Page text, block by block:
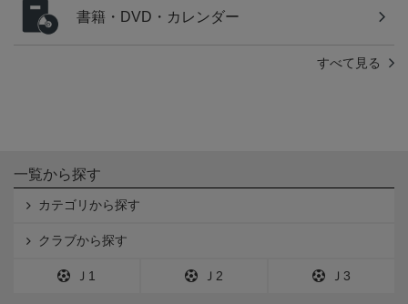
書籍・DVD・カレンダー
すべて見る
一覧から探す
カテゴリから探す
クラブから探す
Ｊ1 Ｊ2 Ｊ3